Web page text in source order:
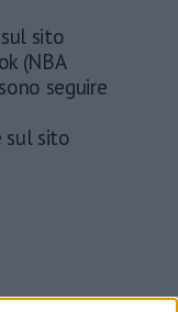
sito
(NBA
seguire
sul sito